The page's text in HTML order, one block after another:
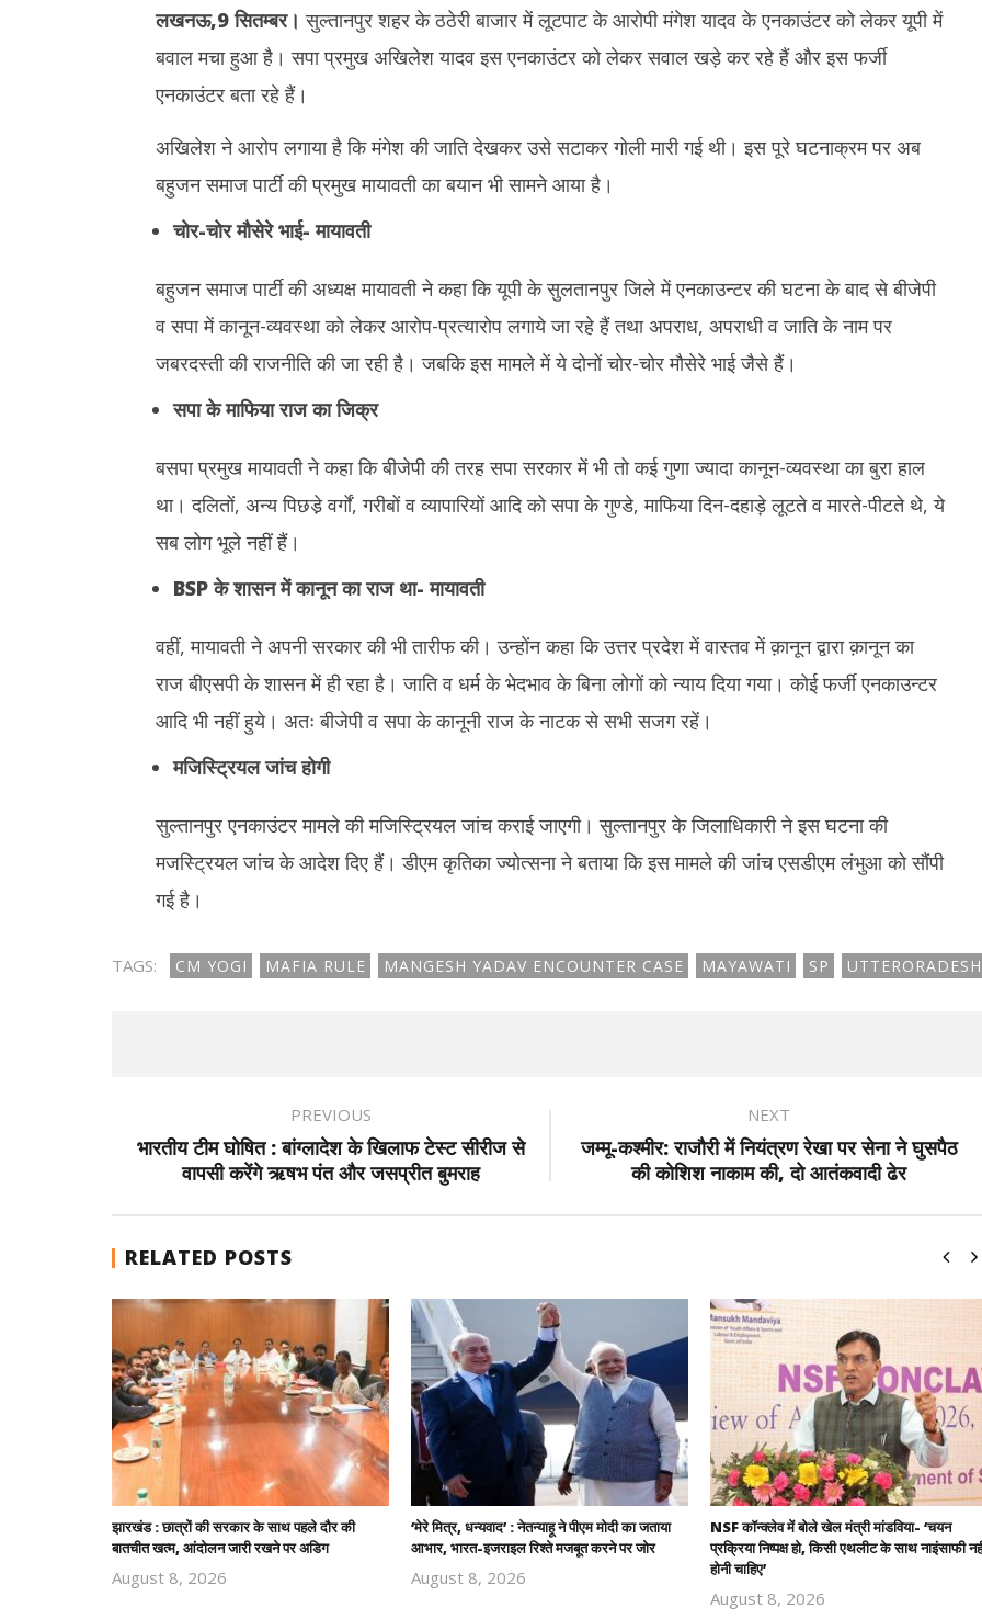
NOW VIEWING
सपा को याद दिलाया माफिया राज
9, 2024
बातचीत खत्म, आंदोलन जारी रखने पर अडिग
September
9, 2024
जताया आभार, भारत-इजराइल रिश्ते मजबूत करने
पर जोर
लखनऊ,9 सितम्बर। सुल्तानपुर शहर के ठठेरी बाजार में लूटपाट के आरोपी मंगेश यादव के एनकाउंटर को लेकर यूपी में
बवाल मचा हुआ है। सपा प्रमुख अखिलेश यादव इस एनकाउंटर को लेकर सवाल खड़े कर रहे हैं और इस फर्जी
एनकाउंटर बता रहे हैं।
अखिलेश ने आरोप लगाया है कि मंगेश की जाति देखकर उसे सटाकर गोली मारी गई थी। इस पूरे घटनाक्रम पर अब
बहुजन समाज पार्टी की प्रमुख मायावती का बयान भी सामने आया है।
चोर-चोर मौसेरे भाई- मायावती
बहुजन समाज पार्टी की अध्यक्ष मायावती ने कहा कि यूपी के सुलतानपुर जिले में एनकाउन्टर की घटना के बाद से बीजेपी
व सपा में कानून-व्यवस्था को लेकर आरोप-प्रत्यारोप लगाये जा रहे हैं तथा अपराध, अपराधी व जाति के नाम पर
जबरदस्ती की राजनीति की जा रही है। जबकि इस मामले में ये दोनों चोर-चोर मौसेरे भाई जैसे हैं।
सपा के माफिया राज का जिक्र
बसपा प्रमुख मायावती ने कहा कि बीजेपी की तरह सपा सरकार में भी तो कई गुणा ज्यादा कानून-व्यवस्था का बुरा हाल
था। दलितों, अन्य पिछडे़ वर्गों, गरीबों व व्यापारियों आदि को सपा के गुण्डे, माफिया दिन-दहाड़े लूटते व मारते-पीटते थे, ये
सब लोग भूले नहीं हैं।
BSP के शासन में कानून का राज था- मायावती
वहीं, मायावती ने अपनी सरकार की भी तारीफ की। उन्होंन कहा कि उत्तर प्रदेश में वास्तव में क़ानून द्वारा क़ानून का
राज बीएसपी के शासन में ही रहा है। जाति व धर्म के भेदभाव के बिना लोगों को न्याय दिया गया। कोई फर्जी एनकाउन्टर
आदि भी नहीं हुये। अतः बीजेपी व सपा के कानूनी राज के नाटक से सभी सजग रहें।
मजिस्ट्रियल जांच होगी
सुल्तानपुर एनकाउंटर मामले की मजिस्ट्रियल जांच कराई जाएगी। सुल्तानपुर के जिलाधिकारी ने इस घटना की
मजस्ट्रियल जांच के आदेश दिए हैं। डीएम कृतिका ज्योत्सना ने बताया कि इस मामले की जांच एसडीएम लंभुआ को सौंपी
गई है।
TAGS: CM YOGI MAFIA RULE MANGESH YADAV ENCOUNTER CASE MAYAWATI SP UTTERORADESH
PREVIOUS
भारतीय टीम घोषित : बांग्लादेश के खिलाफ टेस्ट सीरीज से
वापसी करेंगे ऋषभ पंत और जसप्रीत बुमराह
NEXT
जम्मू-कश्मीर: राजौरी में नियंत्रण रेखा पर सेना ने घुसपैठ
की कोशिश नाकाम की, दो आतंकवादी ढेर
RELATED POSTS
झारखंड : छात्रों की सरकार के साथ पहले दौर की
बातचीत खत्म, आंदोलन जारी रखने पर अडिग
August 8, 2026
‘मेरे मित्र, धन्यवाद’ : नेतन्याहू ने पीएम मोदी का जताया
आभार, भारत-इजराइल रिश्ते मजबूत करने पर जोर
August 8, 2026
NSF कॉन्क्लेव में बोले खेल मंत्री मांडविया- ‘चयन
प्रक्रिया निष्पक्ष हो, किसी एथलीट के साथ नाइंसाफी
होनी चाहिए’
August 8, 2026